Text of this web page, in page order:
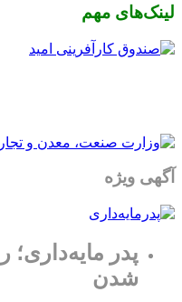
لینک‌های مهم
آگهی ویژه
پدر مایه‌داری؛
شدن